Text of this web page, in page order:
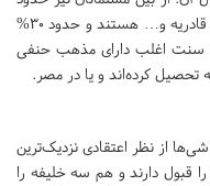
۶۰% طریقت‌های سعدیه و رفاهیه و خلوتیه و قادریه و… هستند و حدود ۳۰%
سنت اغلب دارای مذهب حنفی
کرده‌اند و یا در مصر.
از نظر اعتقادی نزدیک‌ترین
را به تشییع دارند. چون هم ۱۲ امام را قبول دارند و هم سه خلیفه را